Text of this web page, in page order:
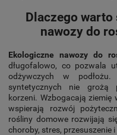
Dlaczego
nawozy do
Ekologiczne nawozy do
długofalowo, co pozwala
odżywczych w
syntetycznych nie grożą
korzeni. Wzbogacają
wspierają rozwój
rośliny domowe rozwijają
choroby, stres, przesuszenie